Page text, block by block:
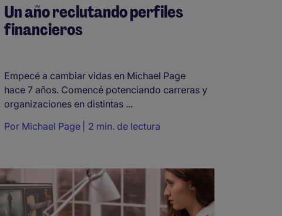
Un año reclutando perfiles
financieros
Empecé a cambiar vidas en Michael Page
hace 7 años. Comencé potenciando carreras y
organizaciones en distintas ...
Por Michael Page 2 min. de lectura